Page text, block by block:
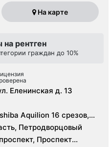
На карте
рентген
граждан до 10%
Еленинская д. 13
Aquilion 16 срезов,
Петродворцовый
Проспект